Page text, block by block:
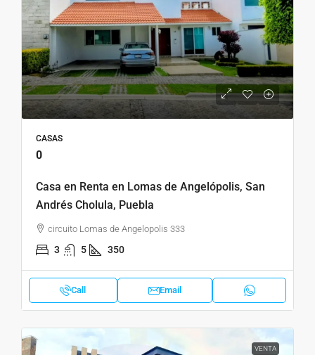
CASAS
0
Casa en Renta en Lomas de Angelópolis, San
Andrés Cholula, Puebla
circuito Lomas de Angelopolis 333
3 5 350
Call Email
VENTA